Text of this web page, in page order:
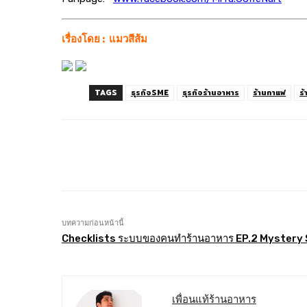
เรื่องโดย : แมวสีส้ม
TAGS ธุรกิจSME ธุรกิจร้านอาหาร ร้านกาแฟ ร้
บทความก่อนหน้านี้
Checklists ระบบของคนทำร้านอาหาร EP.2 Mystery
เพื่อนแท้ร้านอาหาร